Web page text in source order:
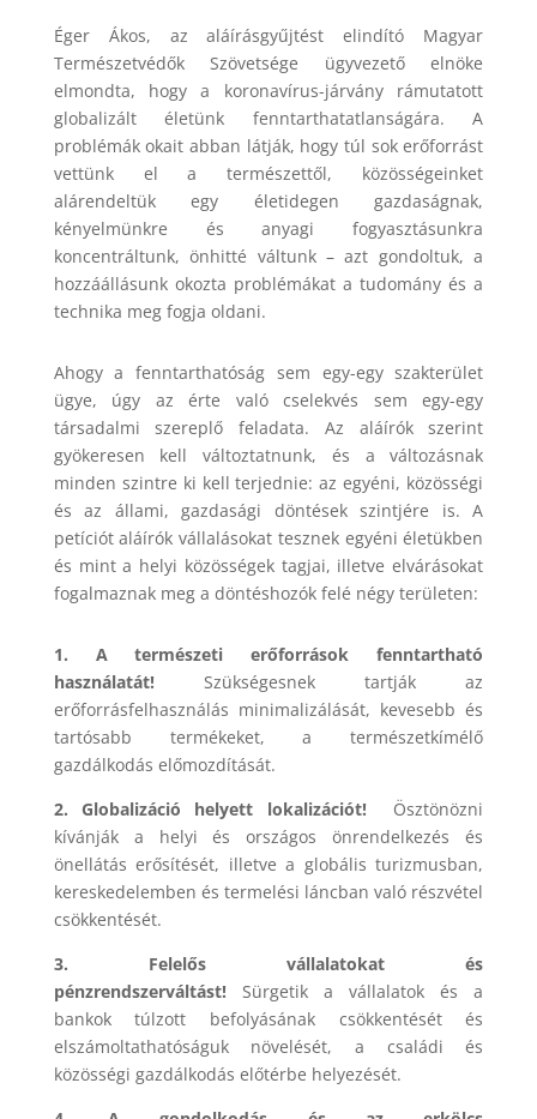
Éger Ákos, az aláírásgyűjtést elindító Magyar
Természetvédők Szövetsége ügyvezető elnöke
elmondta, hogy a koronavírus-járvány rámutatott
globalizált életünk fenntarthatatlanságára. A
problémák okait abban látják, hogy túl sok erőforrást
vettünk el a természettől, közösségeinket
alárendeltük egy életidegen gazdaságnak,
kényelmünkre és anyagi fogyasztásunkra
koncentráltunk, önhitté váltunk – azt gondoltuk, a
hozzáállásunk okozta problémákat a tudomány és a
technika meg fogja oldani.
Ahogy a fenntarthatóság sem egy-egy szakterület
ügye, úgy az érte való cselekvés sem egy-egy
társadalmi szereplő feladata. Az aláírók szerint
gyökeresen kell változtatnunk, és a változásnak
minden szintre ki kell terjednie: az egyéni, közösségi
és az állami, gazdasági döntések szintjére is. A
petíciót aláírók vállalásokat tesznek egyéni életükben
és mint a helyi közösségek tagjai, illetve elvárásokat
fogalmaznak meg a döntéshozók felé négy területen:
1. A természeti erőforrások fenntartható
használatát!Szükségesnek tartják az
erőforrásfelhasználás minimalizálását, kevesebb és
tartósabb termékeket, a természetkímélő
gazdálkodás előmozdítását.
2. Globalizáció helyett lokalizációt! Ösztönözni
kívánják a helyi és országos önrendelkezés és
önellátás erősítését, illetve a globális turizmusban,
kereskedelemben és termelési láncban való részvétel
csökkentését.
3. Felelős vállalatokat és
pénzrendszerváltást!Sürgetik a vállalatok és a
bankok túlzott befolyásának csökkentését és
elszámoltathatóságuk növelését, a családi és
közösségi gazdálkodás előtérbe helyezését.